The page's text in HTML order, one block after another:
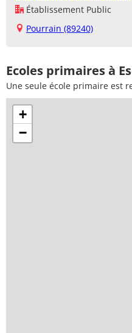
Établissement Public
Pourrain (89240)
Ecoles primaires à
Une seule école primaire est
+
−